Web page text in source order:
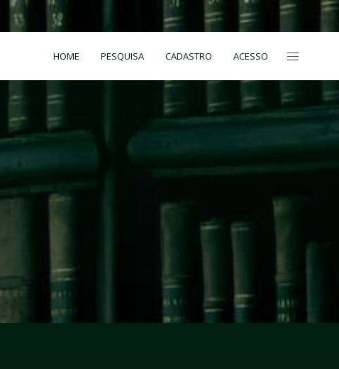
HOME PESQUISA CADASTRO ACESSO